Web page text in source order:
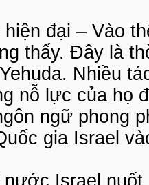
đại – Vào
thấy. Đây là
Nhiều
nỗ lực của họ
ngữ phong
gia Israel
Israel